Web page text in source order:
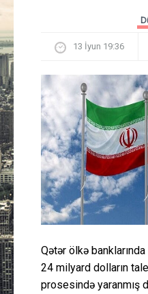
13 İyun 19:36
Qətər ölkə
24 milyard dolların
prosesində yaranmış